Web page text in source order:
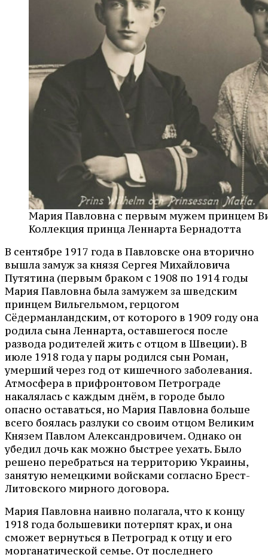
Мария Павловна с первым мужем принцем
Коллекция принца Леннарта Бернадотта
В сентябре 1917 года в Павловске она вторично
вышла замуж за князя Сергея Михайловича
Путятина (первым браком с 1908 по 1914 годы
Мария Павловна была замужем за шведским
принцем Вильгельмом, герцогом
Сёдерманландским, от которого в 1909 году она
родила сына Леннарта, оставшегося после
развода родителей жить с отцом в Швеции). В
июле 1918 года у пары родился сын Роман,
умерший через год от кишечного заболевания.
Атмосфера в прифронтовом Петрограде
накалялась с каждым днём, в городе было
опасно оставаться, но Мария Павловна больше
всего боялась разлуки со своим отцом Великим
Князем Павлом Александровичем. Однако он
убедил дочь как можно быстрее уехать. Было
решено перебраться на территорию Украины,
занятую немецкими войсками согласно Брест-
Литовского мирного договора.
Мария Павловна наивно полагала, что к концу
1918 года большевики потерпят крах, и она
сможет вернуться в Петроград к отцу и его
морганатической семье. От последнего